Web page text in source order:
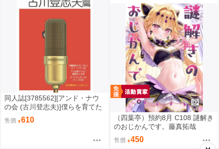
同人誌[3785562][アンド・ナウ
の会 (古川登志夫)]僕らを育てた
声 古川登志夫篇 (其他)
售價 610
（四葉亭）預約8月 C108 謎解き
のおじかんです。藤真拓哉
售價 450